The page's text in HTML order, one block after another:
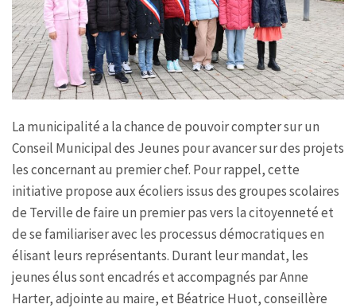
La municipalité a la chance de pouvoir compter sur un
Conseil Municipal des Jeunes pour avancer sur des projets
les concernant au premier chef. Pour rappel, cette
initiative propose aux écoliers issus des groupes scolaires
de Terville de faire un premier pas vers la citoyenneté et
de se familiariser avec les processus démocratiques en
élisant leurs représentants. Durant leur mandat, les
jeunes élus sont encadrés et accompagnés par Anne
Harter, adjointe au maire, et Béatrice Huot, conseillère